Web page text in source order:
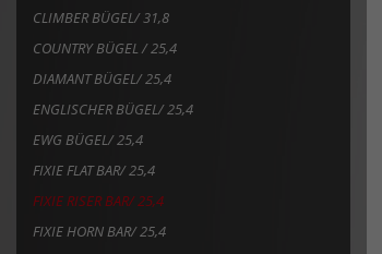
CLIMBER BÜGEL/ 31,8
COUNTRY BÜGEL / 25,4
DIAMANT BÜGEL/ 25,4
ENGLISCHER BÜGEL/ 25,4
EWG BÜGEL/ 25,4
FIXIE FLAT BAR/ 25,4
FIXIE RISER BAR/ 25,4
FIXIE HORN BAR/ 25,4